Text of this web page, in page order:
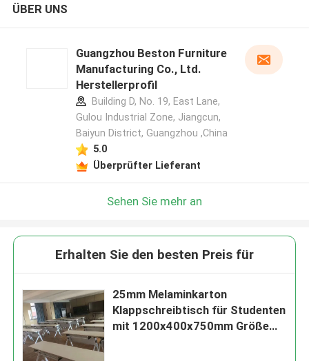
ÜBER UNS
Guangzhou Beston Furniture
Manufacturing Co., Ltd.
Herstellerprofil
Building D, No. 19, East Lane,
Gulou Industrial Zone, Jiangcun,
Baiyun District, Guangzhou ,China
5.0
Überprüfter Lieferant
Sehen Sie mehr an
Erhalten Sie den besten Preis für
25mm Melaminkarton
Klappschreibtisch für Studenten
mit 1200x400x750mm Größe